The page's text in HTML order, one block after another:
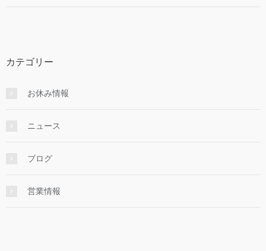
カテゴリー
お休み情報
ニュース
ブログ
営業情報